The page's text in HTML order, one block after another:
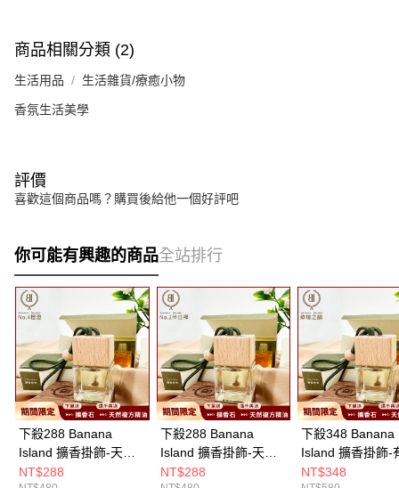
商品相關分類 (2)
生活用品 生活雜貨/療癒小物
香氛生活美學
評價
喜歡這個商品嗎？購買後給他一個好評吧
你可能有興趣的商品全站排行
下殺288 Banana
Island 擴香掛飾-天然
複方芳療精油 No.4 橙
NT$288
下殺288 Banana
Island 擴香掛飾-天然
複方芳療精油 No.2 半
NT$288
下殺348 Banana
Island 擴香掛飾-
複方精油 綠境之
NT$348